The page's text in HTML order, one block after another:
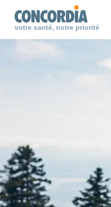
votre santé, notre priorité
Chercher
Chercher
Chercher